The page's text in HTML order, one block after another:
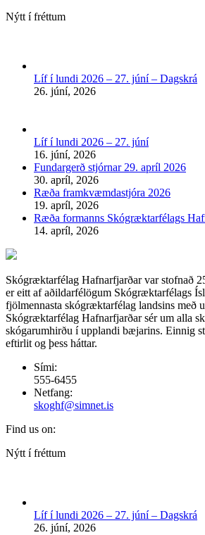
Nýtt í fréttum
Líf í lundi 2026 – 27. júní – Dagskrá
26. júní, 2026
Líf í lundi 2026 – 27. júní
16. júní, 2026
Fundargerð stjórnar 29. apríl 2026
30. apríl, 2026
Ræða framkvæmdastjóra 2026
19. apríl, 2026
Ræða formanns Skógræktarfélags
14. apríl, 2026
Skógræktarfélag Hafnarfjarðar var stofnað
er eitt af aðildarfélögum Skógræktarfélags
fjölmennasta skógræktarfélag landsins með
Skógræktarfélag Hafnarfjarðar sér um alla
skógarumhirðu í upplandi bæjarins. Einnig
eftirlit og þess háttar.
Sími:
555-6455
Netfang:
skoghf@simnet.is
Find us on:
Facebook
new
window
Nýtt í fréttum
Líf í lundi 2026 – 27. júní – Dagskrá
26. júní, 2026